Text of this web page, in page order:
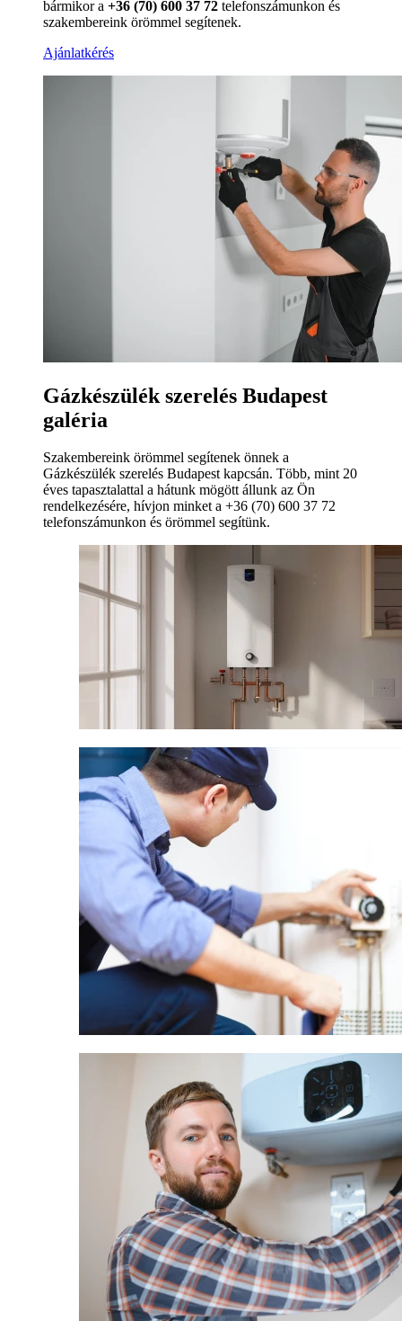
bármikor a +36 (70) 600 37 72 telefonszámunkon és
szakembereink örömmel segítenek.
Ajánlatkérés
Gázkészülék szerelés Budapest
galéria
Szakembereink örömmel segítenek önnek a
Gázkészülék szerelés Budapest kapcsán. Több, mint 20
éves tapasztalattal a hátunk mögött állunk az Ön
rendelkezésére, hívjon minket a +36 (70) 600 37 72
telefonszámunkon és örömmel segítünk.